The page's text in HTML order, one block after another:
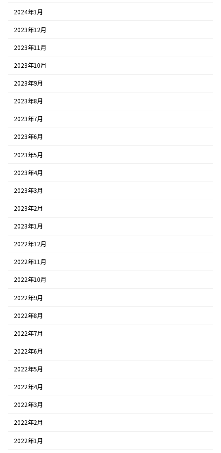
2024年1月
2023年12月
2023年11月
2023年10月
2023年9月
2023年8月
2023年7月
2023年6月
2023年5月
2023年4月
2023年3月
2023年2月
2023年1月
2022年12月
2022年11月
2022年10月
2022年9月
2022年8月
2022年7月
2022年6月
2022年5月
2022年4月
2022年3月
2022年2月
2022年1月